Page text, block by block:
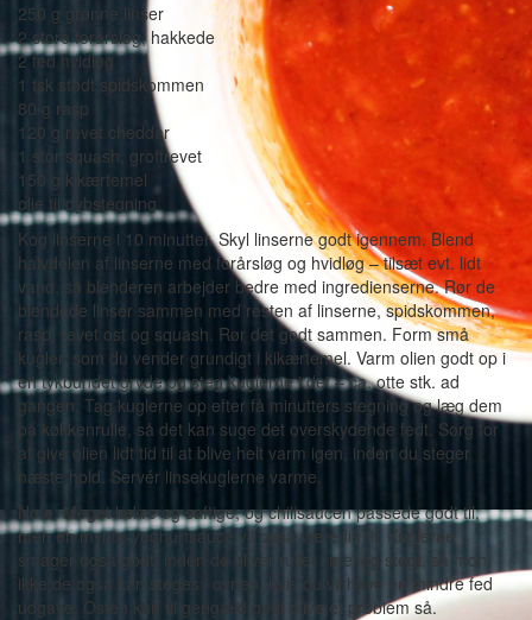
250 g grønne linser
2 store forårsløg, hakkede
2 fed hvidløg
1 tsk stødt spidskommen
80 g rasp
120 g revet cheddar
1 stor squash, groftrevet
150 g kikærtemel
olie til dybstegning
Kog linserne i 10 minutter. Skyl linserne godt igennem. Blend
halvdelen af linserne med forårsløg og hvidløg – tilsæt evt. lidt
vand, så blenderen arbejder bedre med ingredienserne. Rør de
blendede linser sammen med resten af linserne, spidskommen,
rasp, revet ost og squash. Rør det godt sammen. Form små
kugler, som du vender grundigt i kikærtemel. Varm olien godt op i
en tykbundet gryde og steg kuglerne i det – ca. otte stk. ad
gangen. Tag kuglerne op efter få minutters stegning og læg dem
på køkkenrulle, så det kan suge det overskydende fedt. Sørg for
at give olien lidt tid til at blive helt varm igen, inden du steger
næste hold. Servér linsekuglerne varme.
Note: Meget lækre og saftige, og chilisaucen passede godt til,
men en mynte-yoghurtsauce vil også være fin til. Kuglerne
smager også godt, inden de bliver rullet i mel og stegt, så mon
ikke de også kan steges i ovnen, hvis du vil have en mindre fed
udgave. Osten kan til gengæld godt blive et problem så.